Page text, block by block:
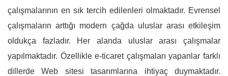
çalışmalarının en sık tercih edilenleri olmaktadır. Evrensel
çalışmaların arttığı modern çağda uluslar arası etkileşim
oldukça fazladır. Her alanda uluslar arası çalışmalar
yapılmaktadır. Özellikle e-ticaret çalışmaları yapanlar farklı
dillerde Web sitesi tasarımlarına ihtiyaç duymaktadır.